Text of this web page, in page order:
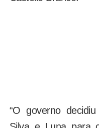
“O governo